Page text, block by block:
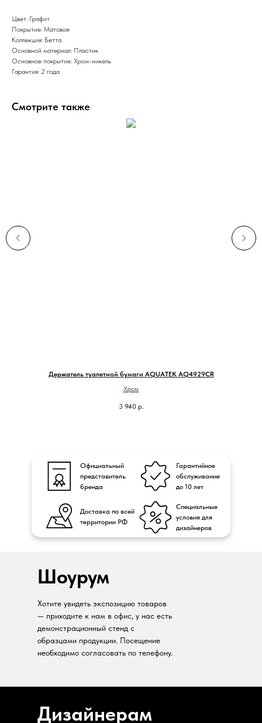
Цвет: Графит
Покрытие: Матовое
Коллекция: Бетта
Основной материал: Пластик
Основное покрытие: Хром-никель
Гарантия: 2 года
Смотрите также
Держатель туалетной бумаги AQUATEK AQ4929CR
Хром
3 940 р.
Официальный
представитель
бренда
Доставка по всей
территории РФ
Гарантийное
обслуживание
до 10 лет
Специальные
условия для
дизайнеров
Шоурум
Хотите увидеть экспозицию товаров
— приходите к нам в офис, у нас есть
демонстрационный стенд с
образцами продукции. Посещение
необходимо согласовать по телефону.
Дизайнерам